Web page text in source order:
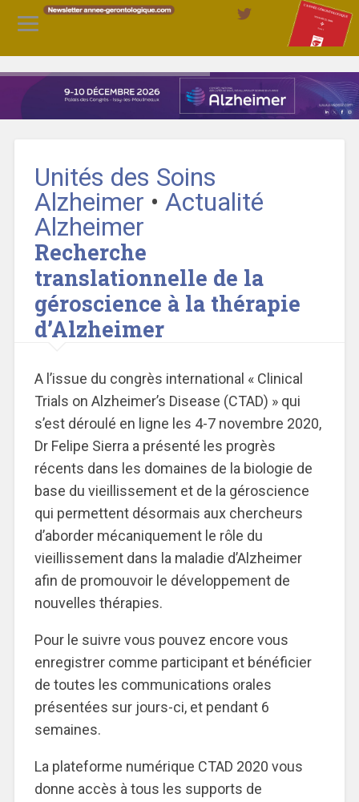
Unités des Soins
Alzheimer • Actualité
Alzheimer
Recherche
translationnelle de la
géroscience à la thérapie
d’Alzheimer
A l’issue du congrès international « Clinical
Trials on Alzheimer’s Disease (CTAD) » qui
s’est déroulé en ligne les 4-7 novembre 2020,
Dr Felipe Sierra a présenté les progrès
récents dans les domaines de la biologie de
base du vieillissement et de la géroscience
qui permettent désormais aux chercheurs
d’aborder mécaniquement le rôle du
vieillissement dans la maladie d’Alzheimer
afin de promouvoir le développement de
nouvelles thérapies.
Pour le suivre vous pouvez encore vous
enregistrer comme participant et bénéficier
de toutes les communications orales
présentées sur jours-ci, et pendant 6
semaines.
La plateforme numérique CTAD 2020 vous
donne accès à tous les supports de